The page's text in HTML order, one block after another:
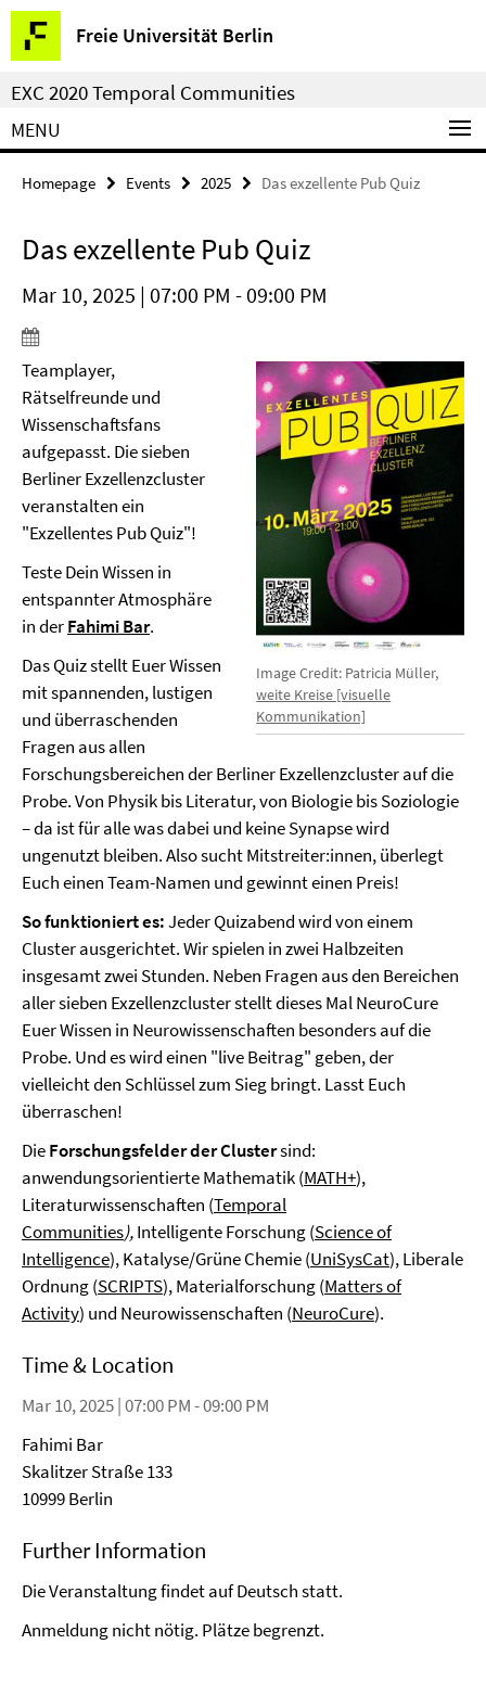
Springe
direkt
zu
Inhalt
Freie Universität Berlin
Service
Navigation
EXC 2020 Temporal Communities
MENU
Homepage Events 2025 Das exzellente Pub Quiz
Das exzellente Pub Quiz
Mar 10, 2025 | 07:00 PM - 09:00 PM
Image Credit: Patricia Müller,
weite Kreise [visuelle
Kommunikation]
Teamplayer,
Rätselfreunde und
Wissenschaftsfans
aufgepasst. Die sieben
Berliner Exzellenzcluster
veranstalten ein
"Exzellentes Pub Quiz"!
Teste Dein Wissen in
entspannter Atmosphäre
in derFahimi Bar.
Das Quiz stellt Euer Wissen
mit spannenden, lustigen
und überraschenden
Fragen aus allen
Forschungsbereichen der Berliner Exzellenzcluster auf die
Probe. Von Physik bis Literatur, von Biologie bis Soziologie
– da ist für alle was dabei und keine Synapse wird
ungenutzt bleiben. Also sucht Mitstreiter:innen, überlegt
Euch einen Team-Namen und gewinnt einen Preis!
So funktioniert es:Jeder Quizabend wird von einem
Cluster ausgerichtet. Wir spielen in zwei Halbzeiten
insgesamt zwei Stunden. Neben Fragen aus den Bereichen
aller sieben Exzellenzcluster stellt dieses Mal NeuroCure
Euer Wissen in Neurowissenschaften besonders auf die
Probe. Und es wird einen "live Beitrag" geben, der
vielleicht den Schlüssel zum Sieg bringt. Lasst Euch
überraschen!
DieForschungsfelder der Clustersind:
anwendungsorientierte Mathematik (MATH+),
Literaturwissenschaften (Temporal
Communities),Intelligente Forschung (Science of
Intelligence), Katalyse/Grüne Chemie (UniSysCat), Liberale
Ordnung (SCRIPTS), Materialforschung (Matters of
Activity) und Neurowissenschaften (NeuroCure).
Time & Location
Mar 10, 2025 | 07:00 PM - 09:00 PM
Fahimi Bar
Skalitzer Straße 133
10999 Berlin
Further Information
Die Veranstaltung findet auf Deutsch statt.
Anmeldung nicht nötig. Plätze begrenzt.